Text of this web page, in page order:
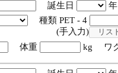
誕生日
種類 PET - 4
力)
体重 kg ワ